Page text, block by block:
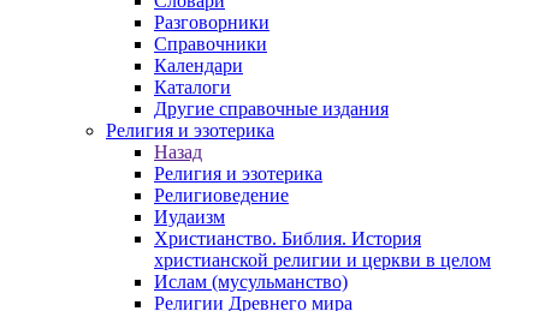
Разговорники
Справочники
Календари
Каталоги
Другие справочные издания
Религия и эзотерика
Назад
Религия и эзотерика
Религиоведение
Иудаизм
Христианство. Библия. История
христианской религии и церкви в целом
Ислам (мусульманство)
Религии Древнего мира